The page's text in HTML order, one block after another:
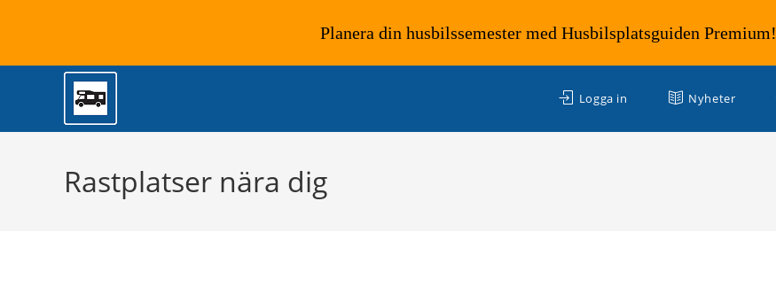
Logga in Nyheter
Rastplatser nära dig
Planera din husbilssemester med Husbilsplatsguiden Premium!